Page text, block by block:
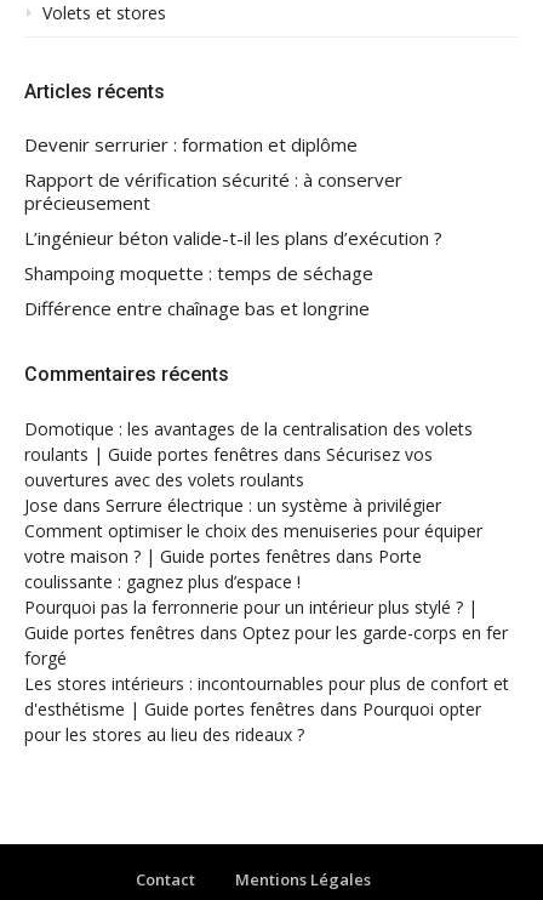
Volets et stores
Articles récents
Devenir serrurier : formation et diplôme
Rapport de vérification sécurité : à conserver
précieusement
L’ingénieur béton valide-t-il les plans d’exécution ?
Shampoing moquette : temps de séchage
Différence entre chaînage bas et longrine
Commentaires récents
Domotique : les avantages de la centralisation des volets
roulants | Guide portes fenêtres dans Sécurisez vos
ouvertures avec des volets roulants
Jose dans Serrure électrique : un système à privilégier
Comment optimiser le choix des menuiseries pour équiper
votre maison ? | Guide portes fenêtres dans Porte
coulissante : gagnez plus d’espace !
Pourquoi pas la ferronnerie pour un intérieur plus stylé ? |
Guide portes fenêtres dans Optez pour les garde-corps en fer
forgé
Les stores intérieurs : incontournables pour plus de confort et
d'esthétisme | Guide portes fenêtres dans Pourquoi opter
pour les stores au lieu des rideaux ?
Contact Mentions Légales